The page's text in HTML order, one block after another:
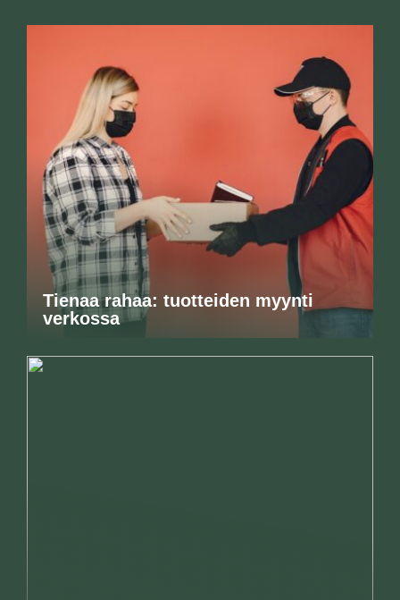
Tienaa rahaa: tuotteiden myynti
verkossa